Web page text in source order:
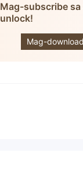
Mag-subscribe
unlock!
Mag-